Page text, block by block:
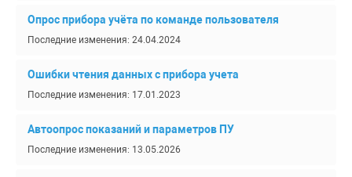
Опрос прибора учёта по команде пользователя
Последние изменения: 24.04.2024
Ошибки чтения данных с прибора учета
Последние изменения: 17.01.2023
Автоопрос показаний и параметров ПУ
Последние изменения: 13.05.2026